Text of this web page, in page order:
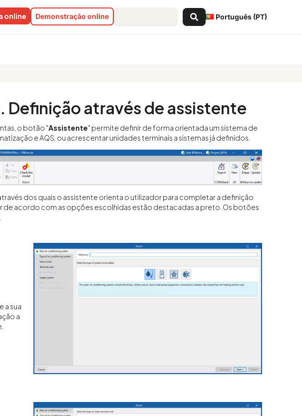
Português (PT)
Search
...
Demonstração online
online
através de assistente
o botão "Assistente" permite definir de forma orientada um sistema de
e AQS, ou acrescentar unidades terminais a sistemas já definidos.
dos quais o assistente orienta o utilizador para completar a definição
de acordo com as opções escolhidas estão destacadas a preto. Os botões
a sua
a